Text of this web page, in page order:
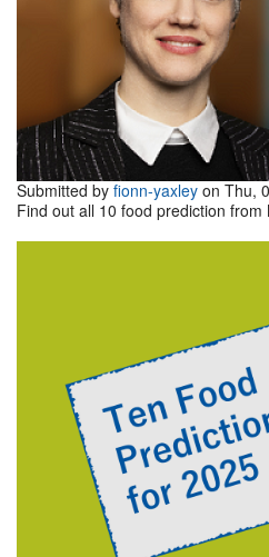
Passez à l'action
Submitted by fionn-yaxley on Thu,
Find out all 10 food prediction from